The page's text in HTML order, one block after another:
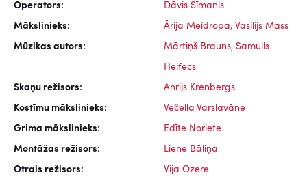
Operators: Dāvis Sīmanis
Mākslinieks: Ārija Meidropa, Vasilijs Mass
Mūzikas autors: Mārtiņš Brauns, Samuils
Heifecs
Skaņu režisors: Anrijs Krenbergs
Kostīmu mākslinieks: Večella Varslavāne
Grima mākslinieks: Edīte Noriete
Montāžas režisors: Liene Bāliņa
Otrais režisors: Vija Ozere